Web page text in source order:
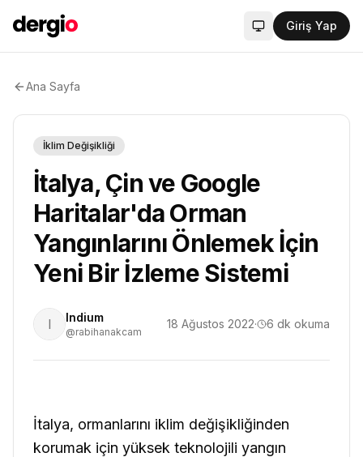
Sistem modu aktif
Giriş Yap
Ana Sayfa
İklim Değişikliği
İtalya, Çin ve Google
Haritalar'da Orman
Yangınlarını Önlemek İçin
Yeni Bir İzleme Sistemi
I Indium
@rabihanakcam
18 Ağustos 2022· 6 dk okuma
İtalya, ormanlarını iklim değişikliğinden
korumak için yüksek teknolojili yangın